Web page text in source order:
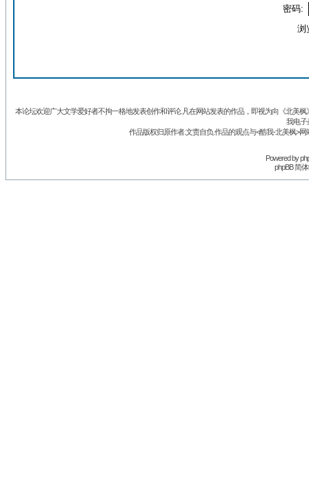
密码:
浏
本论坛欢迎广大文学爱好者不拘一格地发表创作和评论.凡在网站发表的作品，即视为向《北美
我电子
作品版权归原作者.文责自负.作品的观点与<酷我-北美枫>
Powered by
phpBB 简